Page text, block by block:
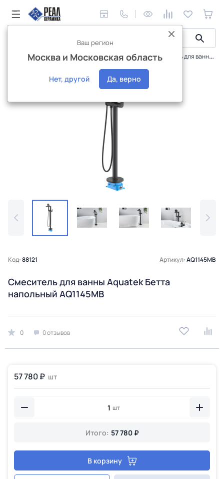
Сантехника и аксессуары Смесители Смеситель для ванны Aquatek Бетта напольный AQ1145MB
Интернет-магазин
Код:88121 Артикул:AQ1145MB
Смеситель для ванны Aquatek Бетта
напольный AQ1145MB
0 0 отзывов
57 780 ₽ шт
шт
Итого: 57 780 ₽
В корзину
Ваш регион
Москва и Московская область
Нет, другой Да, верно